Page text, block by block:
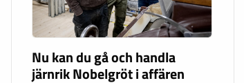
Nu kan du gå och handla
järnrik Nobelgröt i affären